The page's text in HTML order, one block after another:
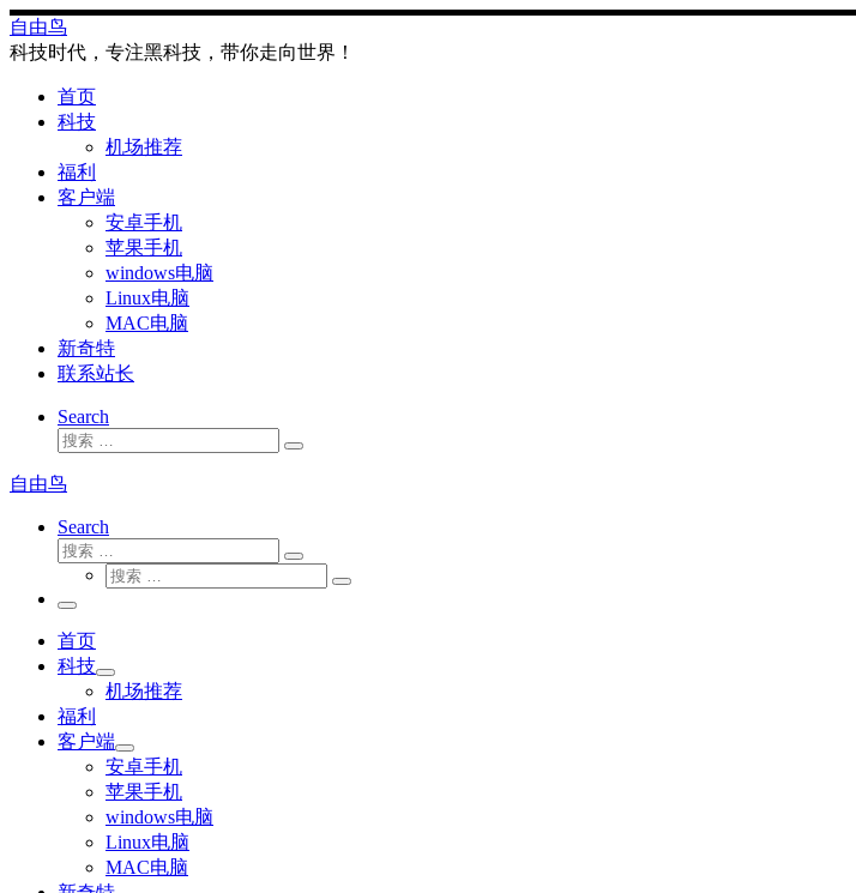
Skip
to
content
自由鸟
科技时代，专注黑科技，带你走向世界！
首页
科技
机场推荐
福利
客户端
安卓手机
苹果手机
windows电脑
Linux电脑
MAC电脑
新奇特
联系站长
Search
搜
搜
自由鸟
Search
搜
搜
索
搜
搜
主
菜
单
首页
科技
机场推荐
福利
客户端
安卓手机
苹果手机
windows电脑
Linux电脑
MAC电脑